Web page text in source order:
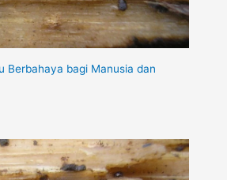
Berbahaya bagi Manusia dan